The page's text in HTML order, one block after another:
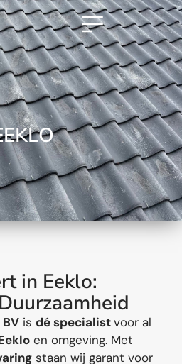
EKLO
in Eeklo:
is dé specialistvoor al
en omgeving. Met
staan wij garant voor